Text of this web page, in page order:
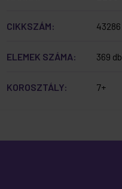
CIKKSZÁM: 43286
ELEMEK SZÁMA: 369 db
KOROSZTÁLY: 7+